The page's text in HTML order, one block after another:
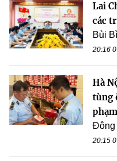
Lai
các
Bùi
20:16
Hà
tùng
phạm
Đông
20:15